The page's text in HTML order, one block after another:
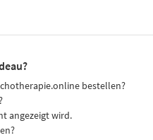
bestellen?
angezeigt wird.